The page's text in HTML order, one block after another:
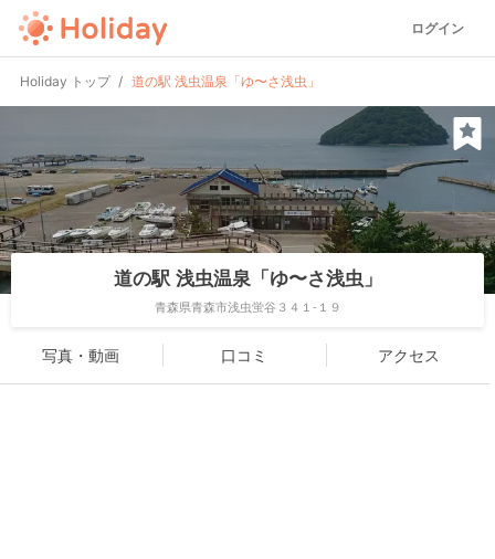
ログイン
Holiday トップ 道の駅 浅虫温泉「ゆ〜さ浅虫」
道の駅 浅虫温泉「ゆ〜さ浅虫」
青森県青森市浅虫蛍谷３４１-１９
写真・動画 口コミ アクセス